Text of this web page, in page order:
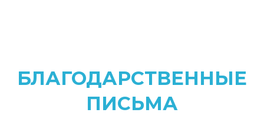
БЛАГОДАРСТВЕННЫЕ
ПИСЬМА